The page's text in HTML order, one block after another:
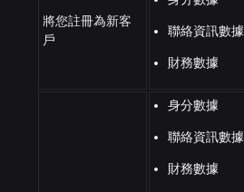
將您註冊為新客
戶
聯絡資訊數據
財務數據
身分數據
聯絡資訊數據
財務數據